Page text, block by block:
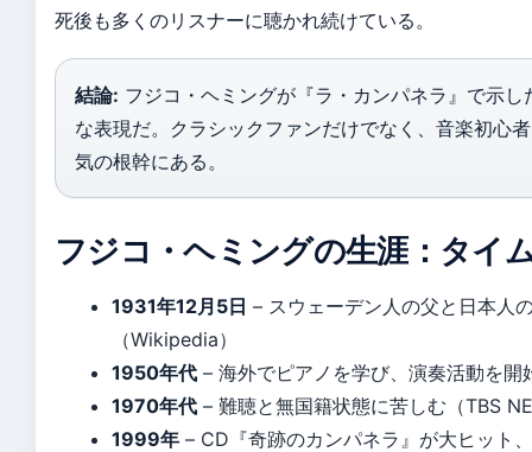
死後も多くのリスナーに聴かれ続けている。
結論: フジコ・ヘミングが『ラ・カンパネラ』で示
な表現だ。クラシックファンだけでなく、音楽初心
気の根幹にある。
フジコ・ヘミングの生涯：タイ
1931年12月5日 – スウェーデン人の父と日本人
（Wikipedia）
1950年代 – 海外でピアノを学び、演奏活動を
1970年代 – 難聴と無国籍状態に苦しむ（TBS
1999年 – CD『奇跡のカンパネラ』が大ヒット